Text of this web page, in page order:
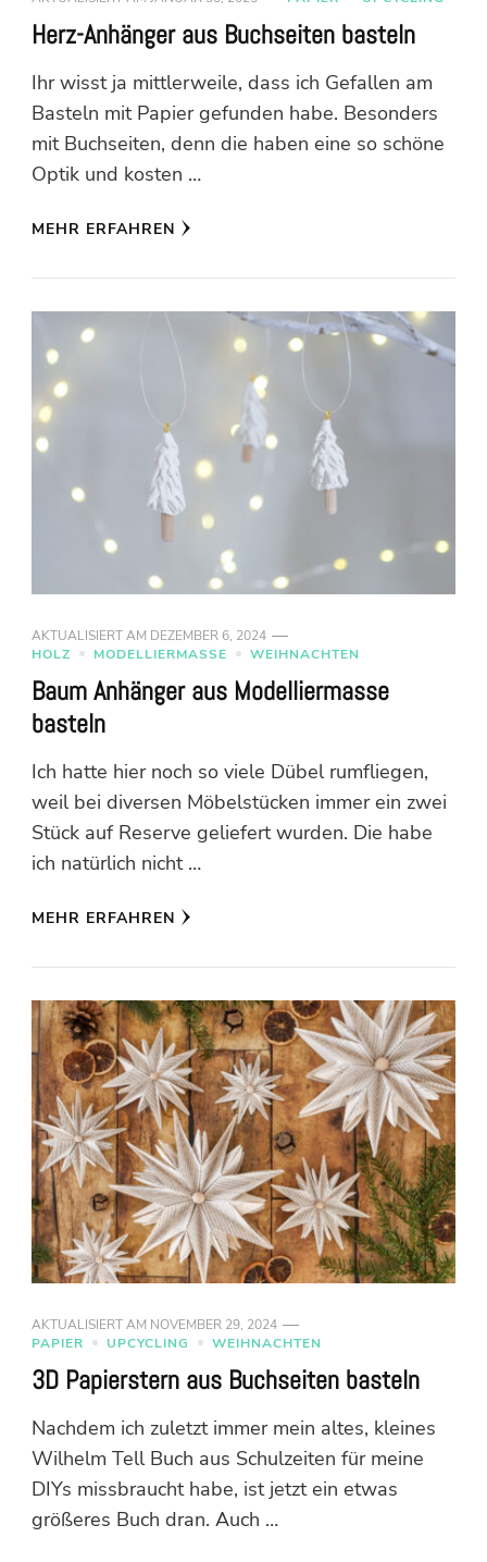
Herz-Anhänger aus Buchseiten basteln
Ihr wisst ja mittlerweile, dass ich Gefallen am
Basteln mit Papier gefunden habe. Besonders
mit Buchseiten, denn die haben eine so schöne
Optik und kosten …
MEHR ERFAHREN
AKTUALISIERT AM DEZEMBER 6, 2024
HOLZ
MODELLIERMASSE WEIHNACHTEN
Baum Anhänger aus Modelliermasse
basteln
Ich hatte hier noch so viele Dübel rumfliegen,
weil bei diversen Möbelstücken immer ein zwei
Stück auf Reserve geliefert wurden. Die habe
ich natürlich nicht …
MEHR ERFAHREN
AKTUALISIERT AM NOVEMBER 29, 2024
PAPIER
UPCYCLING WEIHNACHTEN
3D Papierstern aus Buchseiten basteln
Nachdem ich zuletzt immer mein altes, kleines
Wilhelm Tell Buch aus Schulzeiten für meine
DIYs missbraucht habe, ist jetzt ein etwas
größeres Buch dran. Auch …